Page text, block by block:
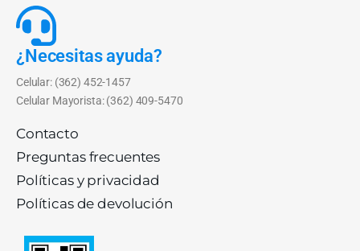
¿Necesitas ayuda?
Celular: (362) 452-1457
Celular Mayorista: (362) 409-5470
Contacto
Preguntas frecuentes
Políticas y privacidad
Políticas de devolución